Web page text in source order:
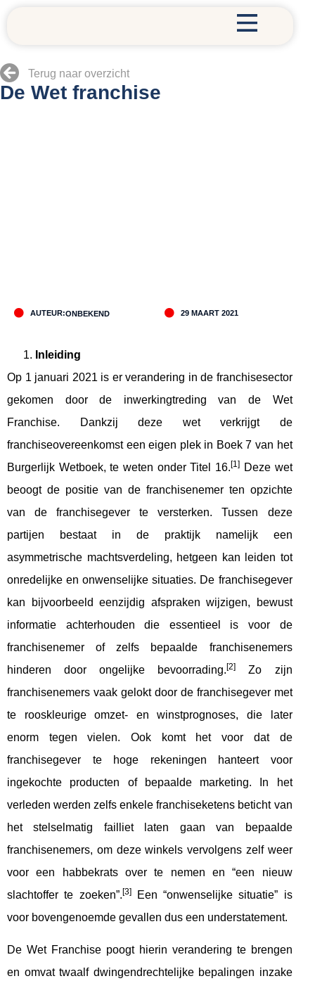
Terug naar overzicht
De Wet franchise
AUTEUR:ONBEKEND 29 MAART 2021
Inleiding
Op 1 januari 2021 is er verandering in de franchisesector
gekomen door de inwerkingtreding van de Wet
Franchise. Dankzij deze wet verkrijgt de
franchiseovereenkomst een eigen plek in Boek 7 van het
Burgerlijk Wetboek, te weten onder Titel 16.[1]
Deze wet
beoogt de positie van de franchisenemer ten opzichte
van de franchisegever te versterken. Tussen deze
partijen bestaat in de praktijk namelijk een
asymmetrische machtsverdeling, hetgeen kan leiden tot
onredelijke en onwenselijke situaties. De franchisegever
kan bijvoorbeeld eenzijdig afspraken wijzigen, bewust
informatie achterhouden die essentieel is voor de
franchisenemer of zelfs bepaalde franchisenemers
hinderen door ongelijke bevoorrading.[2]
Zo zijn
franchisenemers vaak gelokt door de franchisegever met
te rooskleurige omzet- en winstprognoses, die later
enorm tegen vielen. Ook komt het voor dat de
franchisegever te hoge rekeningen hanteert voor
ingekochte producten of bepaalde marketing. In het
verleden werden zelfs enkele franchiseketens beticht van
het stelselmatig failliet laten gaan van bepaalde
franchisenemers, om deze winkels vervolgens zelf weer
voor een habbekrats over te nemen en “een nieuw
slachtoffer te zoeken”.[3]Een “onwenselijke situatie” is
voor bovengenoemde gevallen dus een understatement.
De Wet Franchise poogt hierin verandering te brengen
en omvat twaalf dwingendrechtelijke bepalingen inzake